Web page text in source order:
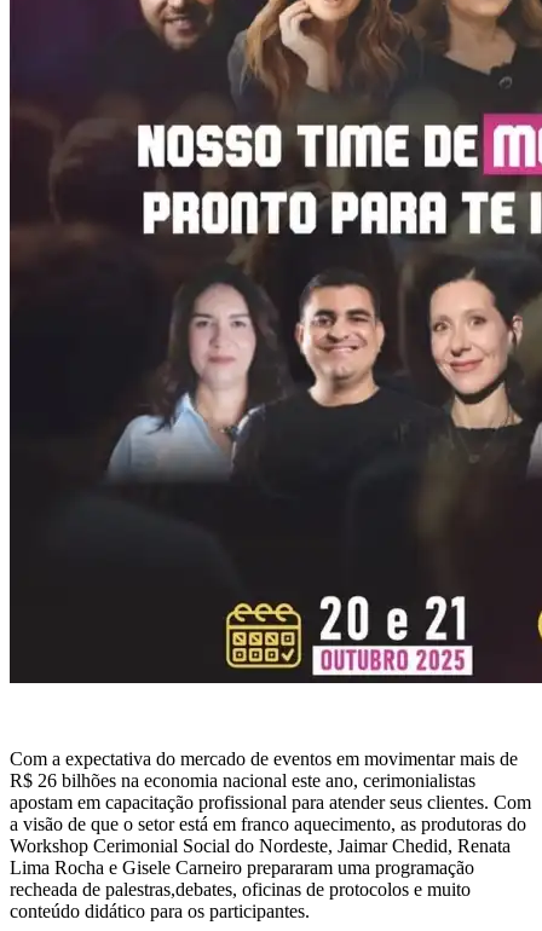
Com a expectativa do mercado de eventos em movimentar mais de
R$ 26 bilhões na economia nacional este ano, cerimonialistas
apostam em capacitação profissional para atender seus clientes. Com
a visão de que o setor está em franco aquecimento, as produtoras do
Workshop Cerimonial Social do Nordeste, Jaimar Chedid, Renata
Lima Rocha e Gisele Carneiro prepararam uma programação
recheada de palestras,debates, oficinas de protocolos e muito
conteúdo didático para os participantes.